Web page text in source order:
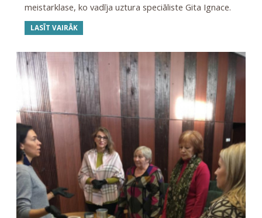
meistarklase, ko vadīja uztura speciāliste Gita Ignace.
LASĪT VAIRĀK